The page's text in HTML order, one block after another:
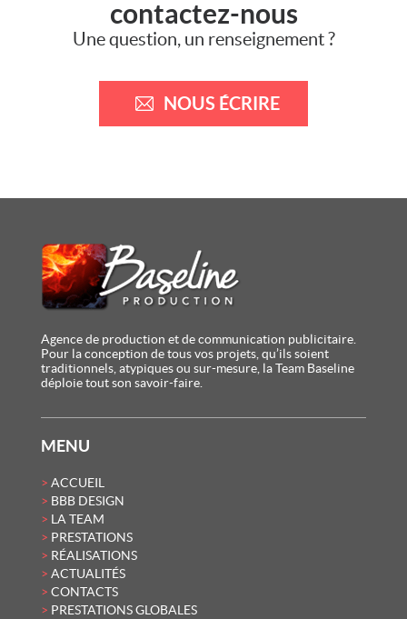
contactez-nous
Une question, un renseignement ?
NOUS ÉCRIRE
Agence de production et de communication publicitaire.
Pour la conception de tous vos projets, qu’ils soient
traditionnels, atypiques ou sur-mesure, la Team Baseline
déploie tout son savoir-faire.
MENU
ACCUEIL
BBB DESIGN
LA TEAM
PRESTATIONS
RÉALISATIONS
ACTUALITÉS
CONTACTS
PRESTATIONS GLOBALES